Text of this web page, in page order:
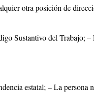
otra posición de
Sustantivo del Trabajo; –
estatal; – La persona